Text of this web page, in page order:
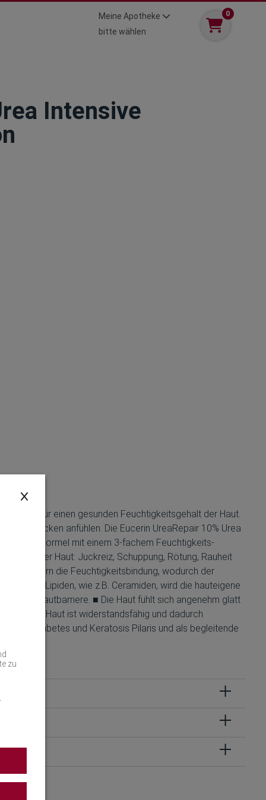
Meine Apotheke
bitte wählen
0
Intensive
so für einen gesunden Feuchtigkeitsgehalt der Haut.
sich trocken anfühlen. Die Eucerin UreaRepair 10% Urea
Formel mit einem 3-fachem Feuchtigkeits-
trockener Haut: Juckreiz, Schuppung, Rötung, Rauheit
verbessern die Feuchtigkeitsbindung, wodurch der
mit Lipiden, wie z.B. Ceramiden, wird die hauteigene
Hautbarriere. ■ Die Haut fühlt sich angenehm glatt
■ Die Haut ist widerstandsfähig und dadurch
Diabetes und Keratosis Pilaris und als begleitende
zu